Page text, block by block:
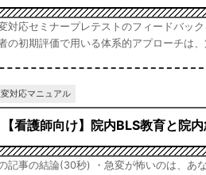
対応セミナープレテストのフィードバッ
の初期評価で用いる体系的アプローチは
対応マニュアル
【看護師向け】院内BLS教育と院
記事の結論(30秒) ・急変が怖いのは、あ